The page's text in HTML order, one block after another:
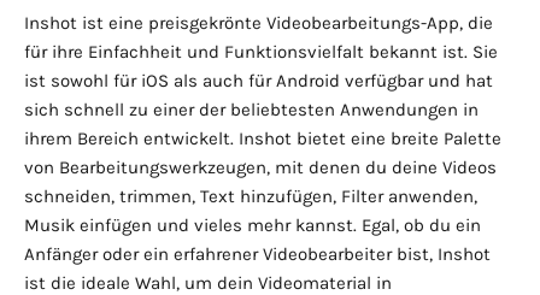
Inshot ist eine preisgekrönte Videobearbeitungs-App, die
für ihre Einfachheit und Funktionsvielfalt bekannt ist. Sie
ist sowohl für iOS als auch für Android verfügbar und hat
sich schnell zu einer der beliebtesten Anwendungen in
ihrem Bereich entwickelt. Inshot bietet eine breite Palette
von Bearbeitungswerkzeugen, mit denen du deine Videos
schneiden, trimmen, Text hinzufügen, Filter anwenden,
Musik einfügen und vieles mehr kannst. Egal, ob du ein
Anfänger oder ein erfahrener Videobearbeiter bist, Inshot
ist die ideale Wahl, um dein Videomaterial in